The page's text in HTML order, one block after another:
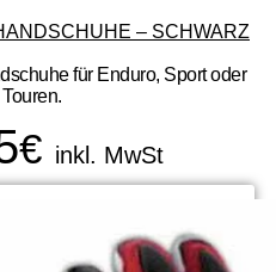
– SCHWARZ
für Enduro, Sport oder
Touren.
€ inkl. MwSt